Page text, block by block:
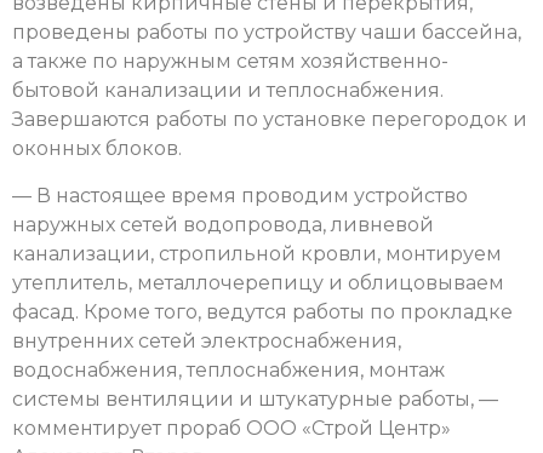
проведены работы по устройству чаши бассейна,
а также по наружным сетям хозяйственно-
бытовой канализации и теплоснабжения.
Завершаются работы по установке перегородок и
оконных блоков.
— В настоящее время проводим устройство
наружных сетей водопровода, ливневой
канализации, стропильной кровли, монтируем
утеплитель, металлочерепицу и облицовываем
фасад. Кроме того, ведутся работы по прокладке
внутренних сетей электроснабжения,
водоснабжения, теплоснабжения, монтаж
системы вентиляции и штукатурные работы, —
комментирует прораб ООО «Строй Центр»